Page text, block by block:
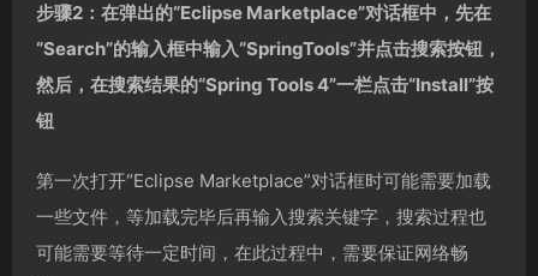
步骤2：在弹出的“Eclipse Marketplace”对话框中，先在
“Search”的输入框中输入“SpringTools”并点击搜索按钮，
然后，在搜索结果的“Spring Tools 4”一栏点击“Install”按
钮
第一次打开“Eclipse Marketplace”对话框时可能需要加载
一些文件，等加载完毕后再输入搜索关键字，搜索过程也
可能需要等待一定时间，在此过程中，需要保证网络畅